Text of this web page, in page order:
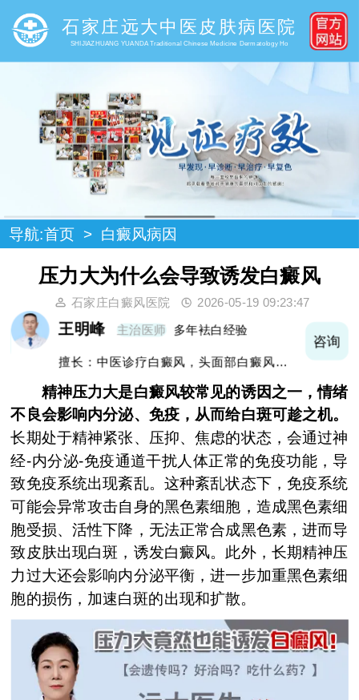
石家庄远大中医皮肤病医院
SHIJIAZHUANG YUANDA Traditional Chinese Medicine Dermatology Ho
导航:首页 > 白癜风病因
压力大为什么会导致诱发白癜风
石家庄白癜风医院 2026-05-19 09:23:47
王明峰 主治医师 多年袪白经验
擅长：中医诊疗白癜风，头面部白癜风，青
咨询
精神压力大是白癜风较常见的诱因之一，情绪
不良会影响内分泌、免疫，从而给白斑可趁之机。
长期处于精神紧张、压抑、焦虑的状态，会通过神
经-内分泌-免疫通道干扰人体正常的免疫功能，导
致免疫系统出现紊乱。这种紊乱状态下，免疫系统
可能会异常攻击自身的黑色素细胞，造成黑色素细
胞受损、活性下降，无法正常合成黑色素，进而导
致皮肤出现白斑，诱发白癜风。此外，长期精神压
力过大还会影响内分泌平衡，进一步加重黑色素细
胞的损伤，加速白斑的出现和扩散。